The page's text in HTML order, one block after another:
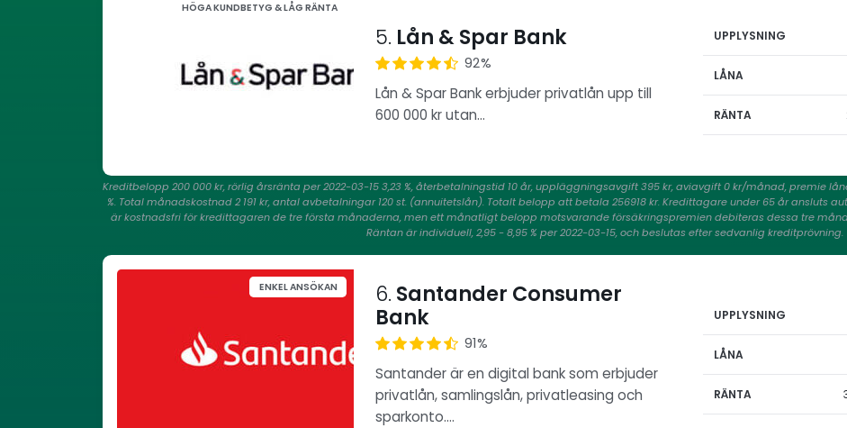
HÖGA KUNDBETYG & LÅG RÄNTA
5. Lån & Spar Bank
92%
Lån & Spar Bank erbjuder privatlån upp till
600 000 kr utan…
UPPLYSNING
LÅNA
RÄNTA
Kreditbelopp 200 000 kr, rörlig årsränta per 2022-03-15 3,23 %, återbetalningstid 10 år, uppläggningsavgift 395 kr, aviavgift 0 kr/månad, premie
%. Total månadskostnad 2 191 kr, antal avbetalningar 120 st. (annuitetslån). Totalt belopp att betala 256918 kr. Kredittagare under 65 år ansluts
är kostnadsfri för kredittagaren de tre första månaderna, men ett månatligt belopp motsvarande försäkringspremien debiteras dessa tre
Räntan är individuell, 2,95 - 8,95 % per 2022-03-15, och beslutas efter sedvanlig kreditprövning.
ENKEL ANSÖKAN 6. Santander Consumer
Bank
91%
Santander är en digital bank som erbjuder
privatlån, samlingslån, privatleasing och
sparkonto.…
UPPLYSNING
LÅNA
RÄNTA